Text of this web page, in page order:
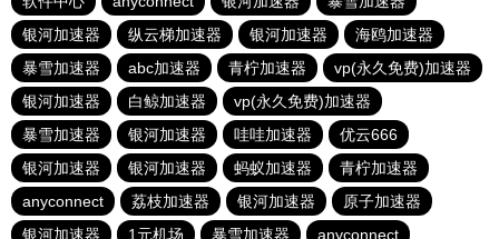
银河加速器
纵云梯加速器 银河加速器
海鸥加速器
暴雪加速器
abc加速器 青柠加速器
vp(永久免费)加速器
银河加速器
白鲸加速器
vp(永久免费)加速器
暴雪加速器
银河加速器 哇哇加速器
优云666
银河加速器
银河加速器 蚂蚁加速器
青柠加速器
anyconnect
荔枝加速器 银河加速器
原子加速器
银河加速器
1元机场 暴雪加速器 anyconnect